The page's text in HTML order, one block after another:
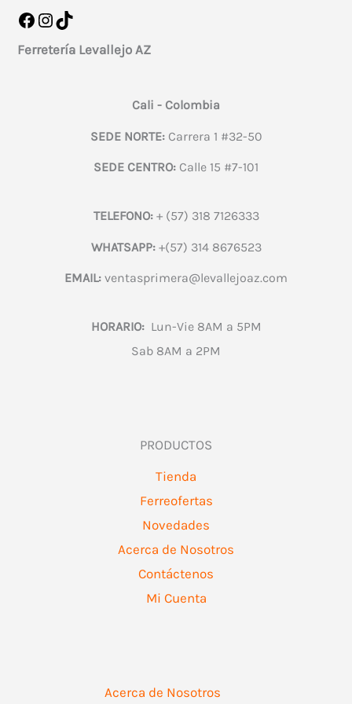
Facebook
Instagram
TikTok
Ferretería Levallejo AZ
Cali - Colombia
SEDE NORTE:Carrera 1 #32-50
SEDE CENTRO: Calle 15 #7-101
TELEFONO:+ (57) 318 7126333
WHATSAPP:+(57) 314 8676523
EMAIL: ventasprimera@levallejoaz.com
HORARIO:Lun-Vie 8AM a 5PM
Sab 8AM a 2PM
PRODUCTOS
Tienda
Ferreofertas
Novedades
Acerca de Nosotros
Contáctenos
Mi Cuenta
Acerca de Nosotros